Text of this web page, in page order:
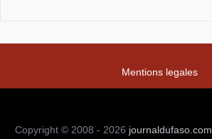
Mentions legales
Copyright © 2008 - 2026 journaldufaso.com